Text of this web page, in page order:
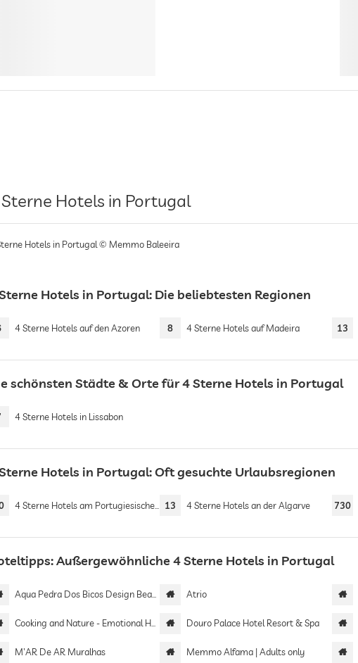
Hotels in Portugal
Hotels in Portugal © Memmo Baleeira
Hotels in Portugal: Die beliebtesten Regionen
4 Sterne Hotels auf den Azoren 8 4 Sterne Hotels auf Madeira 13
schönsten Städte & Orte für 4 Sterne Hotels in Portugal
4 Sterne Hotels in Lissabon
Hotels in Portugal: Oft gesuchte Urlaubsregionen
4 Sterne Hotels am Portugiesischen Jakobsweg 13 4 Sterne Hotels an der Algarve 730
Außergewöhnliche 4 Sterne Hotels in Portugal
Aqua Pedra Dos Bicos Design Beach Hotel | Adults only Atrio
Cooking and Nature - Emotional Hotel Douro Palace Hotel Resort & Spa
M'AR De AR Muralhas Memmo Alfama | Adults only